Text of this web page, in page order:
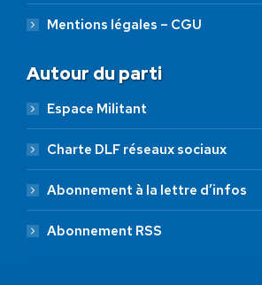
Mentions légales – CGU
Autour du parti
Espace Militant
Charte DLF réseaux sociaux
Abonnement à la lettre d’infos
Abonnement RSS